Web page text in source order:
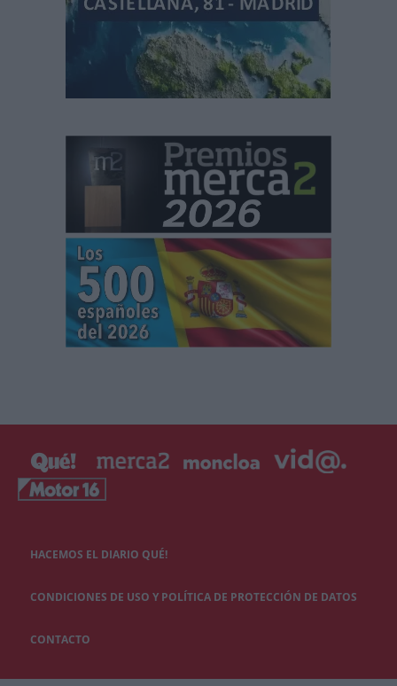
HACEMOS EL DIARIO QUÉ!
CONDICIONES DE USO Y POLÍTICA DE PROTECCIÓN DE DATOS
CONTACTO